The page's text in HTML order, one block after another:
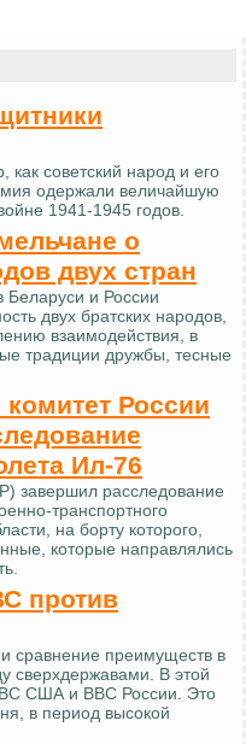
как советский народ и его
одержали величайшую
1941-1945 годов.
о
двух стран
и России
двух братских народов,
взаимодействия, в
традиции дружбы, тесные
России
Ил-76
завершил расследование
транспортного
на борту которого,
которые направлялись
против
сравнение преимуществ в
сверхдержавами. В этой
США и ВВС России. Это
в период высокой